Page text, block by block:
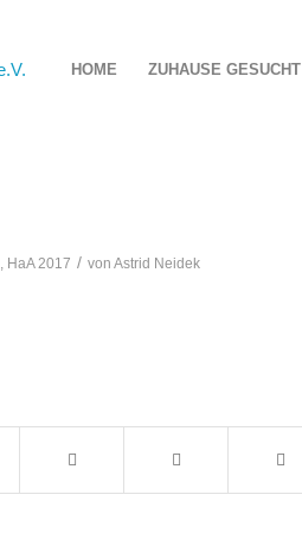
HOME ZUHAUSE GESUCHT
, HaA 2017 / von Astrid Neidek